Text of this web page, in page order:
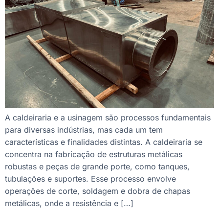
A caldeiraria e a usinagem são processos fundamentais
para diversas indústrias, mas cada um tem
características e finalidades distintas. A caldeiraria se
concentra na fabricação de estruturas metálicas
robustas e peças de grande porte, como tanques,
tubulações e suportes. Esse processo envolve
operações de corte, soldagem e dobra de chapas
metálicas, onde a resistência e […]